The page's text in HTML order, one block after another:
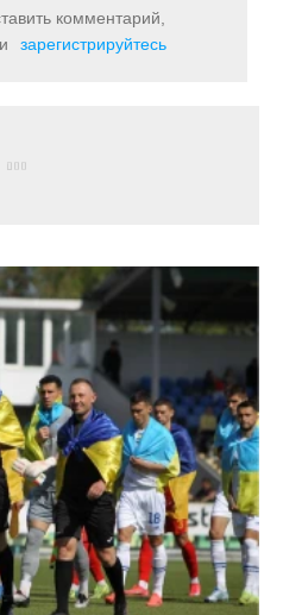
комментарий,
зарегистрируйтесь